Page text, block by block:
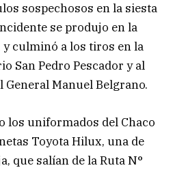
sospechosos en la siesta
se produjo en la
y culminó a los tiros en la
San Pedro Pescador y al
Manuel Belgrano.
los uniformados del Chaco
Toyota Hilux, una de
que salían de la Ruta N°